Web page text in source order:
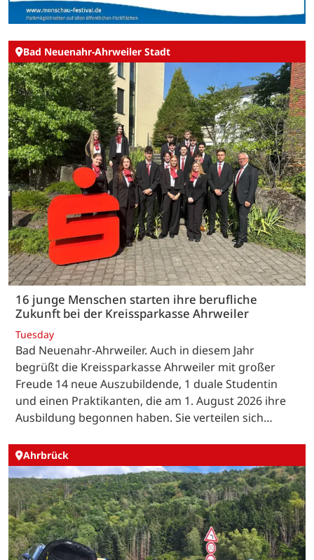
Bad Neuenahr-Ahrweiler Stadt
16 junge Menschen starten ihre berufliche
Zukunft bei der Kreissparkasse Ahrweiler
Tuesday
Bad Neuenahr-Ahrweiler. Auch in diesem Jahr
begrüßt die Kreissparkasse Ahrweiler mit großer
Freude 14 neue Auszubildende, 1 duale Studentin
und einen Praktikanten, die am 1. August 2026 ihre
Ausbildung begonnen haben. Sie verteilen sich…
Ahrbrück